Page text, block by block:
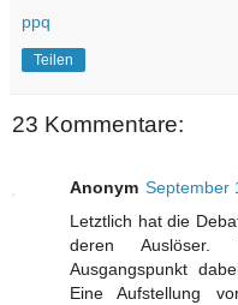
ppq
Teilen
23 Kommentare:
Anonym September
Letztlich hat die
deren Auslöser.
Ausgangspunkt
Eine Aufstellung